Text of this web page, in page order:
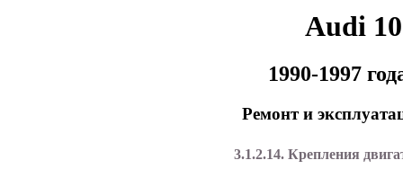
Audi
1990-1997
Ремонт и
3.1.2.14. Крепления